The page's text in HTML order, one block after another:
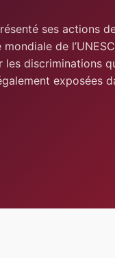
ses actions
de
les discriminations
exposées